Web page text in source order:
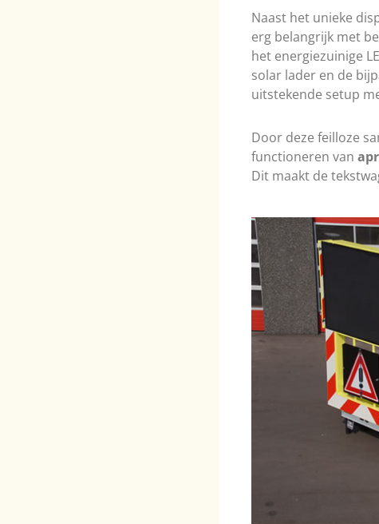
Naast het unieke
erg belangrijk met
het energiezuinige
solar lader en de
uitstekende setup
Door deze feilloze
functioneren van
Dit maakt de